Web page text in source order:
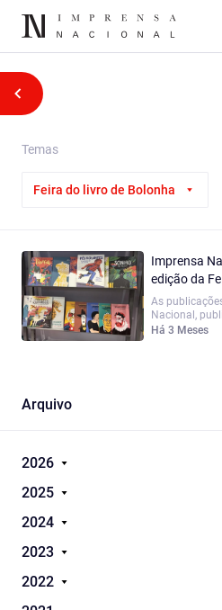
Temas
Feira do livro de Bolonha
Imprensa
edição da
As
Nacional,
Há 3 Meses
Arquivo
2026
2025
2024
2023
2022